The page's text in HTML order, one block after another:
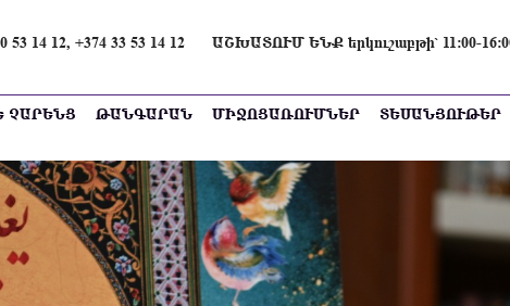
53 14 12, +374 33 53 14 12 ԱՇԽԱՏՈՒՄ ԵՆՔ երկուշաբթի՝ 11։00-
ՉԱՐԵՆՑ ԹԱՆԳԱՐԱՆ ՄԻՋՈՑԱՌՈՒՄՆԵՐ ՏԵՍԱՆՅՈՒԹԵՐ